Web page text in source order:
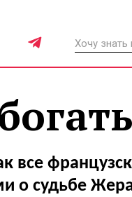
все
о судьбе